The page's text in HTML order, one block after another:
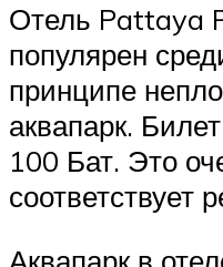
Отель Pattaya
популярен
принципе
аквапарк.
100 Бат. Это
соответствует